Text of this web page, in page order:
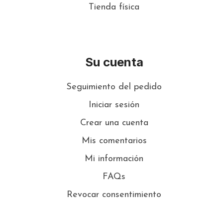
Tienda física
Su cuenta
Seguimiento del pedido
Iniciar sesión
Crear una cuenta
Mis comentarios
Mi información
FAQs
Revocar consentimiento